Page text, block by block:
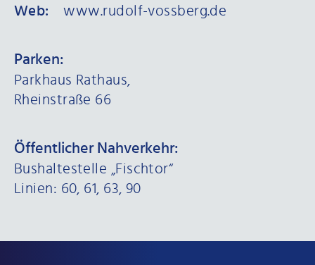
Web:
www.rudolf-vossberg.de
Parken:
Parkhaus Rathaus,
Rheinstraße 66
Öffentlicher Nahverkehr:
Bushaltestelle „Fischtor“
Linien: 60, 61, 63, 90